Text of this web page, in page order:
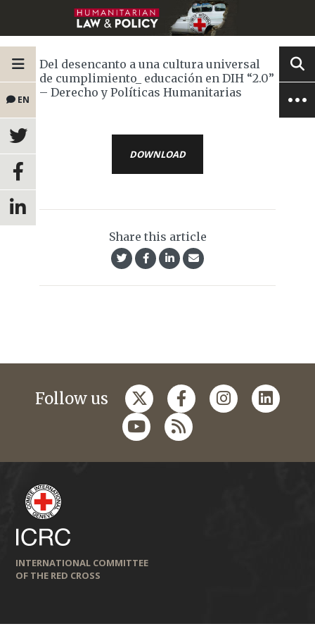
EN
Del desencanto a una cultura universal
de cumplimiento_ educación en DIH “2.0”
– Derecho y Políticas Humanitarias
DOWNLOAD
Share this article
Follow us
INTERNATIONAL COMMITTEE
OF THE RED CROSS